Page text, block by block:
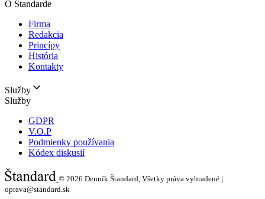
O Štandarde
Firma
Redakcia
Princípy
História
Kontakty
Služby
Služby
GDPR
V.O.P
Podmienky používania
Kódex diskusií
© 2026 Denník Štandard, Všetky práva vyhradené |
oprava@standard.sk